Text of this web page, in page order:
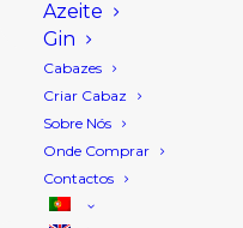
Azeite
Gin
Cabazes
Criar Cabaz
Sobre Nós
Onde Comprar
Contactos